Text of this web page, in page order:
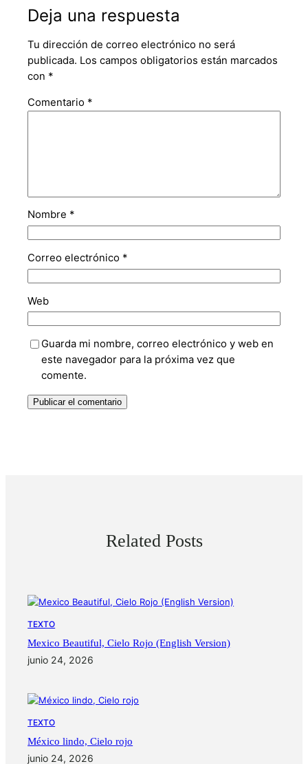
Deja una respuesta
Tu dirección de correo electrónico no será
publicada. Los campos obligatorios están marcados
con *
Comentario *
Nombre *
Correo electrónico *
Web
Guarda mi nombre, correo electrónico y web en
este navegador para la próxima vez que
comente.
Related Posts
TEXTO
Mexico Beautiful, Cielo Rojo (English Version)
junio 24, 2026
TEXTO
México lindo, Cielo rojo
junio 24, 2026